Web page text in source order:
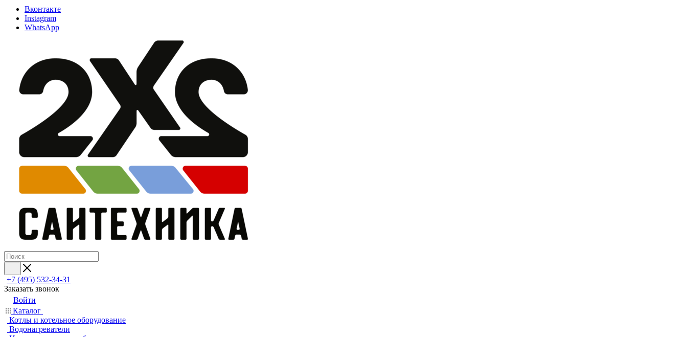
Вконтакте
Instagram
WhatsApp
+7 (495) 532‑34‑31
Заказать звонок
Войти
Каталог
Котлы и котельное оборудование
Водонагреватели